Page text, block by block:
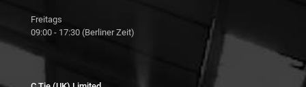
Freitags
09:00 - 17:30 (Berliner Zeit)